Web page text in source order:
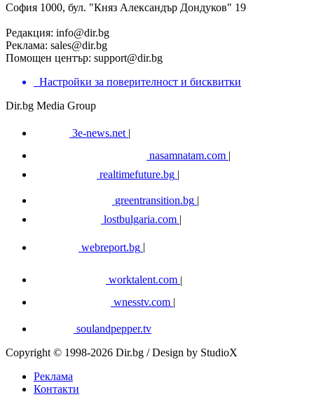
София 1000, бул. "Княз Александър Дондуков" 19
Редакция: info@dir.bg
Реклама: sales@dir.bg
Помощен център: support@dir.bg
Настройки за поверителност и бисквитки
Dir.bg Media Group
3e-news.net |
nasamnatam.com |
realtimefuture.bg |
greentransition.bg |
lostbulgaria.com |
webreport.bg
worktalent.com |
wnesstv.com |
soulandpepper.tv
Copyright © 1998-2026 Dir.bg / Design by StudioX
Реклама
Контакти